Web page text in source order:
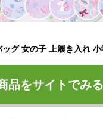
品をサイトでみる